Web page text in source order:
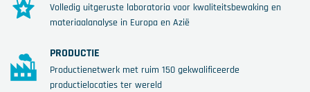
Volledig uitgeruste laboratoria voor kwaliteitsbewaking en
materiaalanalyse in Europa en Azië
PRODUCTIE
Productienetwerk met ruim 150 gekwalificeerde
productielocaties ter wereld